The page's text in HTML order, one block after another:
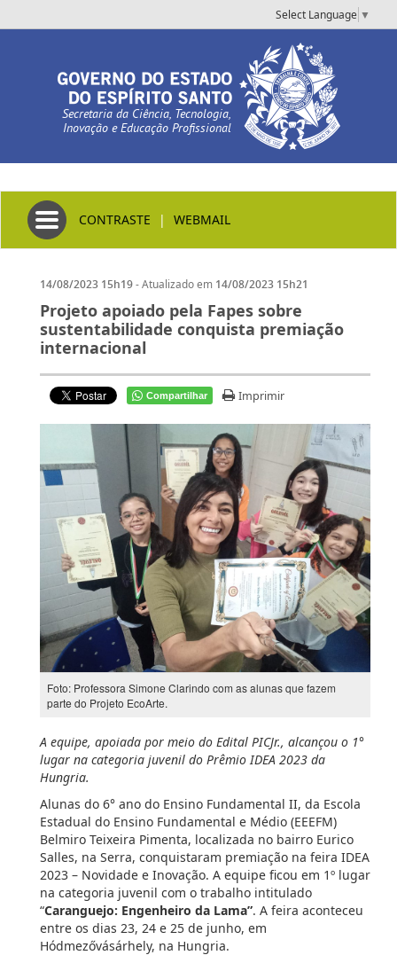
Select Language ▼
Secretaria da Ciência, Tecnologia,
Inovação e Educação Profissional
Toggle navigation
CONTRASTE | WEBMAIL
14/08/2023 15h19- Atualizado em 14/08/2023 15h21
Projeto apoiado pela Fapes sobre
sustentabilidade conquista premiação
internacional
Compartilhar Imprimir
Foto: Professora Simone Clarindo com as alunas que fazem
parte do Projeto EcoArte.
A equipe, apoiada por meio do Edital PICJr., alcançou o 1°
lugar na categoria juvenil do Prêmio IDEA 2023 da
Hungria.
Alunas do 6° ano do Ensino Fundamental II, da Escola
Estadual do Ensino Fundamental e Médio (EEEFM)
Belmiro Teixeira Pimenta, localizada no bairro Eurico
Salles, na Serra, conquistaram premiação na feira IDEA
2023 – Novidade e Inovação. A equipe ficou em 1º lugar
na categoria juvenil com o trabalho intitulado
“Caranguejo: Engenheiro da Lama”. A feira aconteceu
entre os dias 23, 24 e 25 de junho, em
Hódmezővásárhely, na Hungria.